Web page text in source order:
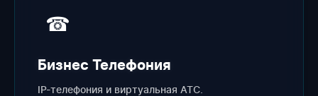
☎
Бизнес Телефония
IP-телефония и виртуальная АТС.